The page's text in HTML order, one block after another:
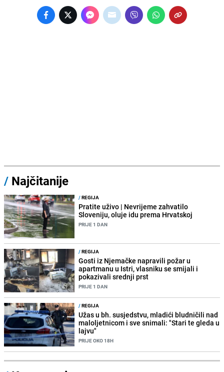
/ Najčitanije
/REGIJA
Pratite uživo | Nevrijeme zahvatilo
Sloveniju, oluje idu prema Hrvatskoj
PRIJE 1 DAN
/REGIJA
Gosti iz Njemačke napravili požar u
apartmanu u Istri, vlasniku se smijali i
pokazivali srednji prst
PRIJE 1 DAN
/REGIJA
Užas u bh. susjedstvu, mladići bludničili nad
maloljetnicom i sve snimali: "Stari te gleda u
lajvu"
PRIJE OKO 18H